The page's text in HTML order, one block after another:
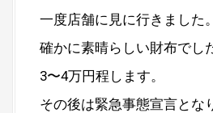
一度店舗に見に行きました。
確かに素晴らしい財布でし
3〜4万円程します。
その後は緊急事態宣言とな